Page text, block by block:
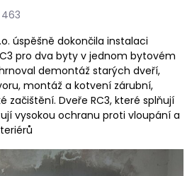
463
úspěšně dokončila instalaci
pro dva byty v jednom bytovém
demontáž starých dveří,
montáž a kotvení zárubní,
začištění. Dveře RC3, které splňují
vysokou ochranu proti vloupání a